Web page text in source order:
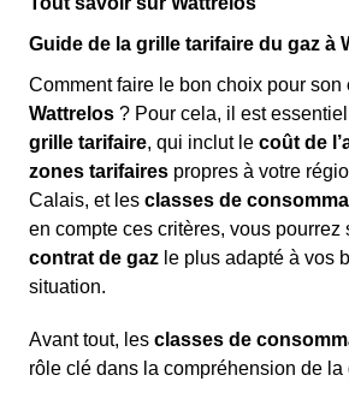
Guide de la grille tarifaire du gaz à
Comment faire le bon choix pour son
Wattrelos ? Pour cela, il est
grille tarifaire, qui inclut le coût de
zones tarifaires propres à votre
Calais, et les classes de
en compte ces critères, vous pourrez
contrat de gaz le plus adapté à vos
situation.
Avant tout, les classes de
rôle clé dans la compréhension de la